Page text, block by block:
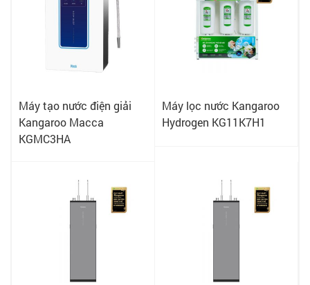
Máy tạo nước điện giải
Kangaroo Macca
KGMC3HA
Máy lọc nước Kangaroo
Hydrogen KG11K7H1